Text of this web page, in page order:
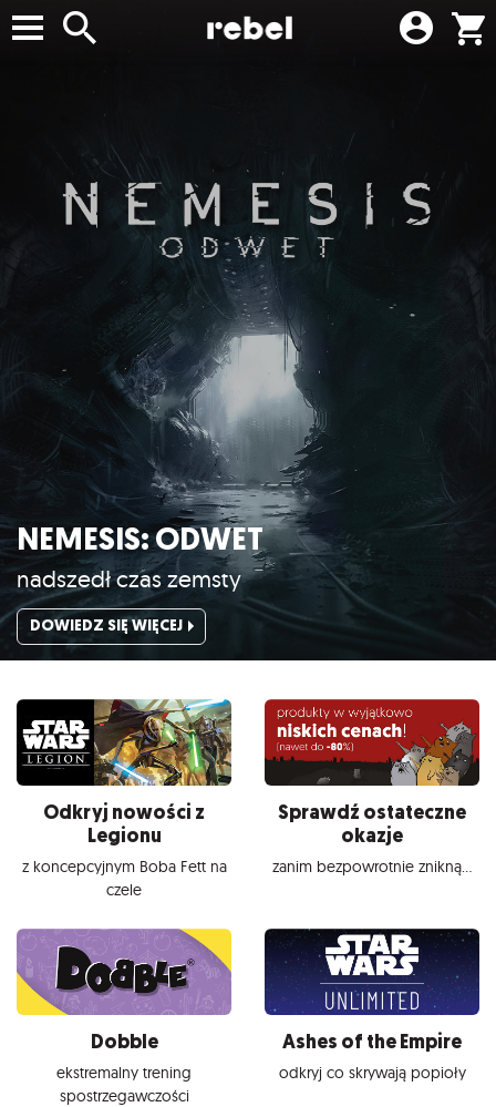
NEMESIS: ODWET
nadszedł czas zemsty
DOWIEDZ SIĘ WIĘCEJ
Odkryj nowości z
Legionu
z koncepcyjnym Boba Fett na
czele
Sprawdź ostateczne
okazje
zanim bezpowrotnie znikną...
Dobble
ekstremalny trening
spostrzegawczości
Ashes of the Empire
odkryj co skrywają popioły